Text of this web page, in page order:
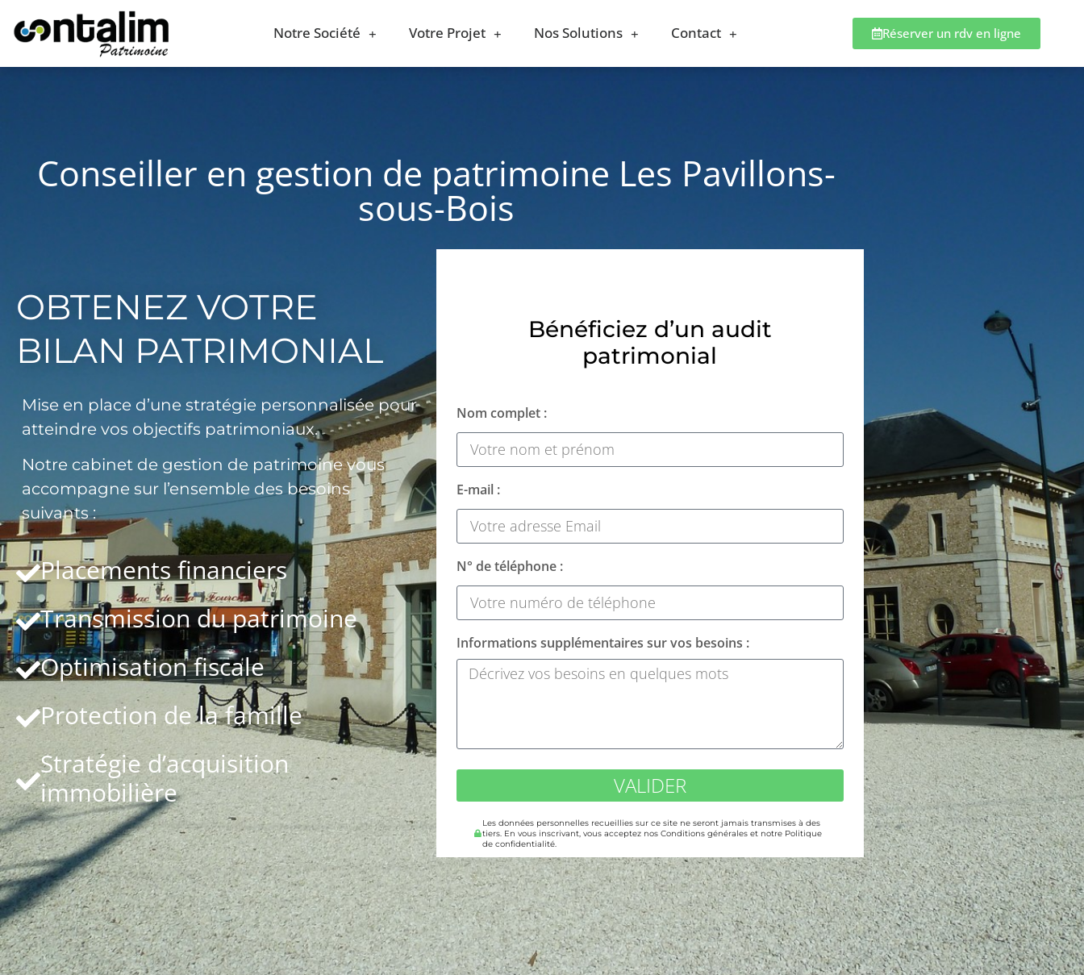
Notre Société Votre Projet Nos Solutions Contact Réserver un rdv en ligne
Conseiller en gestion de patrimoine Les Pavillons-
sous-Bois
OBTENEZ VOTRE
BILAN PATRIMONIAL
Mise en place d’une stratégie personnalisée pour
atteindre vos objectifs patrimoniaux.
Notre cabinet de gestion de patrimoine vous
accompagne sur l’ensemble des besoins
suivants :
Placements financiers
Transmission du patrimoine
Optimisation fiscale
Protection de la famille
Stratégie d’acquisition
immobilière
Bénéficiez d’un audit
patrimonial
Nom complet :
E-mail :
N° de téléphone :
Informations supplémentaires sur vos besoins :
VALIDER
Les données personnelles recueillies sur ce site ne seront jamais transmises à des
tiers. En vous inscrivant, vous acceptez nos Conditions générales et notre Politique
de confidentialité.